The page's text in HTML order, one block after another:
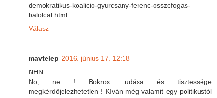
demokratikus-koalicio-gyurcsany-ferenc-osszefogas-
baloldal.html
Válasz
mavtelep 2016. június 17. 12:18
NHN
No, ne ! Bokros tudása és tisztessége
megkérdőjelezhetetlen ! Kíván még valamit egy politikustól